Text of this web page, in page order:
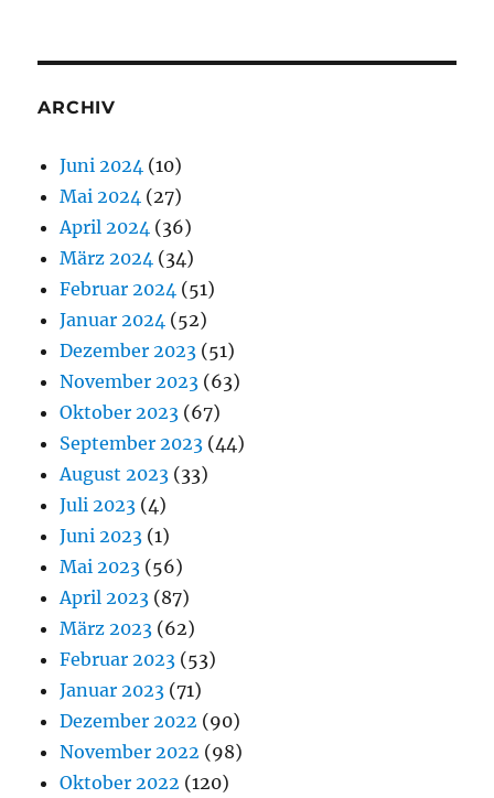
ARCHIV
Juni 2024 (10)
Mai 2024 (27)
April 2024 (36)
März 2024 (34)
Februar 2024 (51)
Januar 2024 (52)
Dezember 2023 (51)
November 2023 (63)
Oktober 2023 (67)
September 2023 (44)
August 2023 (33)
Juli 2023 (4)
Juni 2023 (1)
Mai 2023 (56)
April 2023 (87)
März 2023 (62)
Februar 2023 (53)
Januar 2023 (71)
Dezember 2022 (90)
November 2022 (98)
Oktober 2022 (120)